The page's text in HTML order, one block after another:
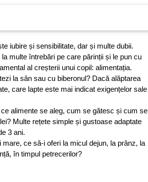
iubire și sensibilitate, dar și multe dubii.
multe întrebări pe care părinții și le pun cu
al creșterii unui copil: alimentația.
la sân sau cu biberonul? Dacă alăptarea
care lapte este mai indicat exigențelor sale
alimente se aleg, cum se gătesc și cum se
Multe rețete simple și gustoase adaptate
3 ani.
mare, ce să-i oferi la micul dejun, la prânz, la
în timpul petrecerilor?